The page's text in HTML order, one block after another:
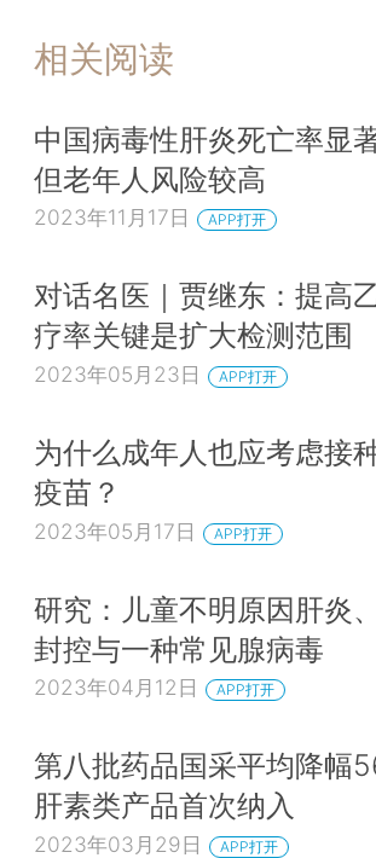
相关阅读
中国病毒性肝炎死亡率显
但老年人风险较高
2023年11月17日 APP打开
对话名医｜贾继东：提高
疗率关键是扩大检测范围
2023年05月23日 APP打开
为什么成年人也应考虑接
疫苗？
2023年05月17日 APP打开
研究：儿童不明原因肝炎
封控与一种常见腺病毒
2023年04月12日 APP打开
第八批药品国采平均降幅
肝素类产品首次纳入
2023年03月29日 APP打开